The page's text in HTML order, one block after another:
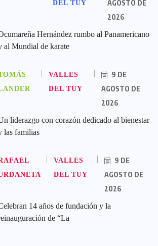
DEL TUY
AGOSTO DE
2026
Hernández rumbo al Panamericano
al Mundial de karate
VALLES
DEL TUY
9 DE
AGOSTO DE
2026
liderazgo con corazón dedicado al bienestar
las familias
VALLES
DEL TUY
9 DE
AGOSTO DE
2026
14 años de fundación y la
de “La